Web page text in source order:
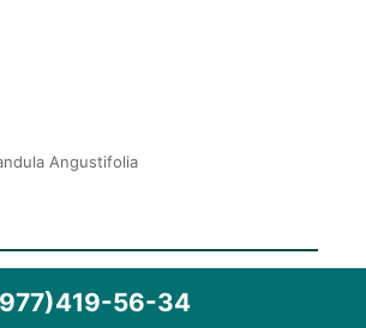
Angustifolia
56-34